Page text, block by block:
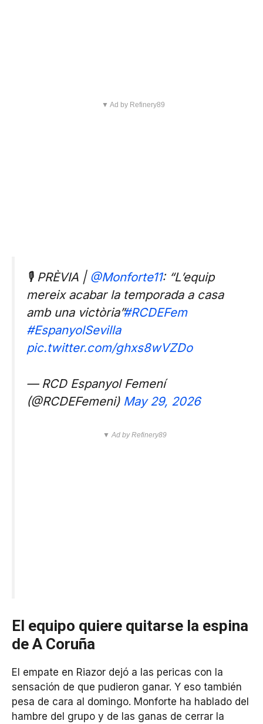
▼ Ad by Refinery89
🎙️ PRÈVIA | @Monforte11: “L’equip
mereix acabar la temporada a casa
amb una victòria”#RCDEFem
#EspanyolSevilla
pic.twitter.com/ghxs8wVZDo
— RCD Espanyol Femení
(@RCDEFemeni) May 29, 2026
▼ Ad by Refinery89
El equipo quiere quitarse la espina
de A Coruña
El empate en Riazor dejó a las pericas con la
sensación de que pudieron ganar. Y eso también
pesa de cara al domingo. Monforte ha hablado del
hambre del grupo y de las ganas de cerrar la